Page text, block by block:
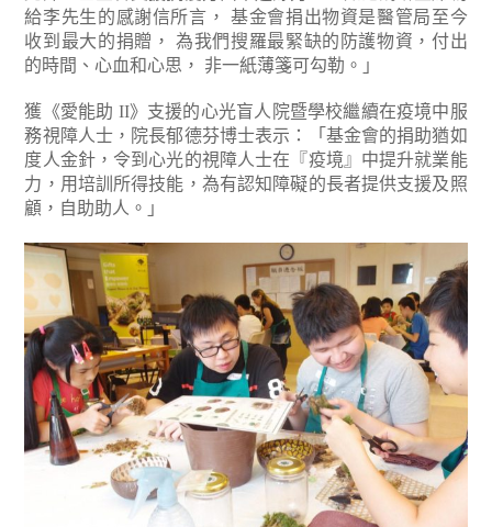
給李先生的感謝信所言， 基金會捐出物資是醫管局至今
收到最大的捐贈， 為我們搜羅最緊缺的防護物資，付出
的時間、心血和心思， 非一紙薄箋可勾勒。」
獲《愛能助 II》支援的心光盲人院暨學校繼續在疫境中服
務視障人士，院長郁德芬博士表示：「基金會的捐助猶如
度人金針，令到心光的視障人士在『疫境』中提升就業能
力，用培訓所得技能，為有認知障礙的長者提供支援及照
顧，自助助人。」